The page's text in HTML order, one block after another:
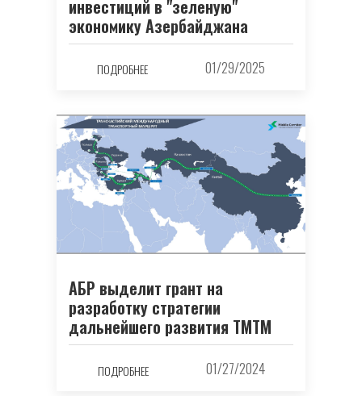
инвестиций в "зеленую"
экономику Азербайджана
ПОДРОБНЕЕ 01/29/2025
АБР выделит грант на
разработку стратегии
дальнейшего развития ТМТМ
ПОДРОБНЕЕ 01/27/2024